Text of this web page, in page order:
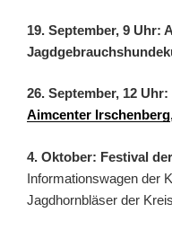
19. September, 9 Uhr:
26. September, 12
Aimcenter Irschenberg
4. Oktober: Festival
Informationswagen der
Jagdhornbläser der